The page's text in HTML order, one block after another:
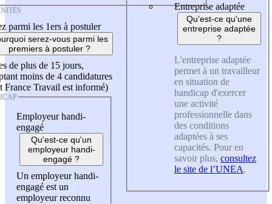
parmi les 1ers à postuler
serez-vous parmi les
premiers à postuler ?
de plus de 15 jours,
moins de 4 candidatures
France Travail est informé)
Employeur handi-
engagé
Qu'est-ce qu'un
employeur handi-
engagé ?
Un employeur handi-
engagé est un
employeur reconnu
Entreprise adaptée
Qu'est-ce qu'une
entreprise adaptée
?
L'entreprise adaptée
permet à un travailleur
en situation de
handicap d'exercer
une activité
professionnelle dans
des conditions
adaptées à ses
capacités. Pour en
savoir plus, consultez
le site de l’UNEA.